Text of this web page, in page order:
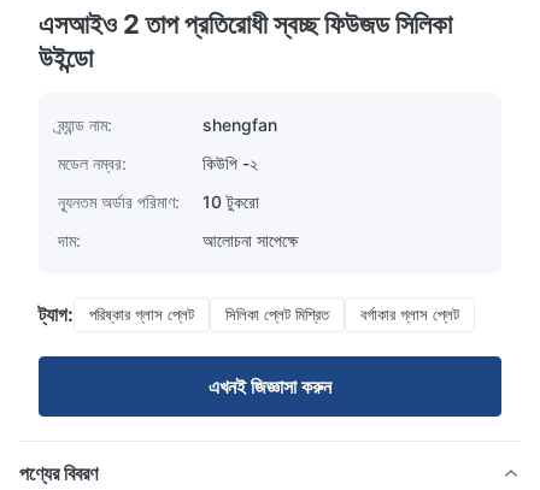
এসআইও 2 তাপ প্রতিরোধী স্বচ্ছ ফিউজড সিলিকা
উইন্ডো
ব্র্যান্ড নাম:
shengfan
মডেল নম্বর:
কিউপি -২
ন্যূনতম অর্ডার পরিমাণ:
10 টুকরো
দাম:
আলোচনা সাপেক্ষে
ট্যাগ: পরিষ্কার গ্লাস প্লেট সিলিকা প্লেট মিশ্রিত বর্গাকার গ্লাস প্লেট
এখনই জিজ্ঞাসা করুন
পণ্যের বিবরণ